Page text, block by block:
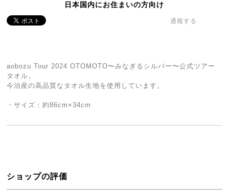
日本国内にお住まいの方向け
通報する
aobozu Tour 2024 OTOMOTO〜みなぎるシルバー〜公式ツアー
タオル。
今治産の高品質なタオル生地を使用しています。
・サイズ：約86cm×34cm
ショップの評価